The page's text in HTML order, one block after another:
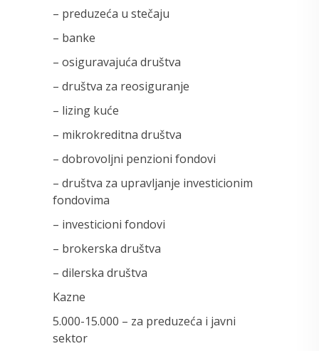
– preduzeća u stečaju
– banke
– osiguravajuća društva
– društva za reosiguranje
– lizing kuće
– mikrokreditna društva
– dobrovoljni penzioni fondovi
– društva za upravljanje investicionim
fondovima
– investicioni fondovi
– brokerska društva
– dilerska društva
Kazne
5.000-15.000 – za preduzeća i javni
sektor